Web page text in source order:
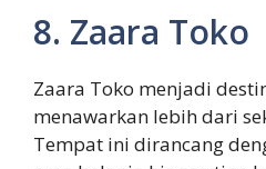
8. Zaara Toko
Zaara Toko menjadi
menawarkan lebih dari
Tempat ini dirancang